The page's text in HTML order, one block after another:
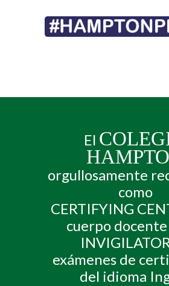
El
orgullosamente
como
CERTIFYING
cuerpo
exámenes de
del idioma